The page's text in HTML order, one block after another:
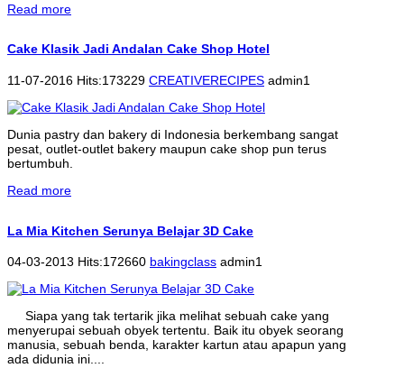
Read more
Cake Klasik Jadi Andalan Cake Shop Hotel
11-07-2016 Hits:173229 CREATIVERECIPES admin1
Dunia pastry dan bakery di Indonesia berkembang sangat
pesat, outlet-outlet bakery maupun cake shop pun terus
bertumbuh.
Read more
La Mia Kitchen Serunya Belajar 3D Cake
04-03-2013 Hits:172660 bakingclass admin1
Siapa yang tak tertarik jika melihat sebuah cake yang
menyerupai sebuah obyek tertentu. Baik itu obyek seorang
manusia, sebuah benda, karakter kartun atau apapun yang
ada didunia ini....